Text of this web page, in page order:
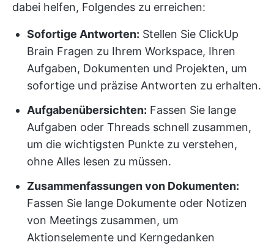
dabei helfen, Folgendes zu erreichen:
Sofortige Antworten: Stellen Sie ClickUp
Brain Fragen zu Ihrem Workspace, Ihren
Aufgaben, Dokumenten und Projekten, um
sofortige und präzise Antworten zu erhalten.
Aufgabenübersichten: Fassen Sie lange
Aufgaben oder Threads schnell zusammen,
um die wichtigsten Punkte zu verstehen,
ohne Alles lesen zu müssen.
Zusammenfassungen von Dokumenten:
Fassen Sie lange Dokumente oder Notizen
von Meetings zusammen, um
Aktionselemente und Kerngedanken